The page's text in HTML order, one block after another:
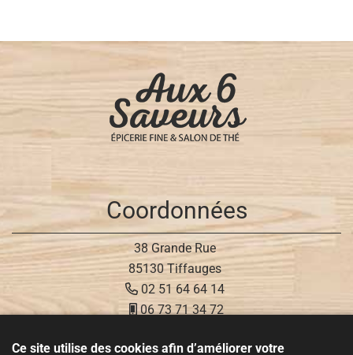
Coordonnées
38 Grande Rue
85130 Tiffauges
02 51 64 64 14
06 73 71 34 72
Ce site utilise des cookies afin d’améliorer votre